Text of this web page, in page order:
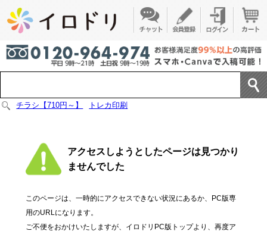
チラシ【710円～】 トレカ印刷
アクセスしようとしたページは見つかり
ませんでした
このページは、一時的にアクセスできない状況にあるか、PC版専
用のURLになります。
ご不便をおかけいたしますが、イロドリPC版トップより、再度ア